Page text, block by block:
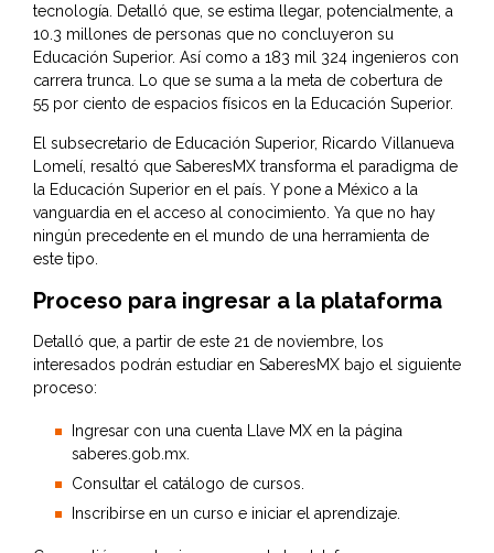
tecnología. Detalló que, se estima llegar, potencialmente, a
10.3 millones de personas que no concluyeron su
Educación Superior. Así como a 183 mil 324 ingenieros con
carrera trunca. Lo que se suma a la meta de cobertura de
55 por ciento de espacios físicos en la Educación Superior.
El subsecretario de Educación Superior, Ricardo Villanueva
Lomelí, resaltó que SaberesMX transforma el paradigma de
la Educación Superior en el país. Y pone a México a la
vanguardia en el acceso al conocimiento. Ya que no hay
ningún precedente en el mundo de una herramienta de
este tipo.
Proceso para ingresar a la plataforma
Detalló que, a partir de este 21 de noviembre, los
interesados podrán estudiar en SaberesMX bajo el siguiente
proceso:
Ingresar con una cuenta Llave MX en la página
saberes.gob.mx.
Consultar el catálogo de cursos.
Inscribirse en un curso e iniciar el aprendizaje.